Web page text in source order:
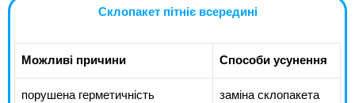
Склопакет пітніє всередині
Можливі причини Способи усунення
порушена герметичність
заміна склопакета